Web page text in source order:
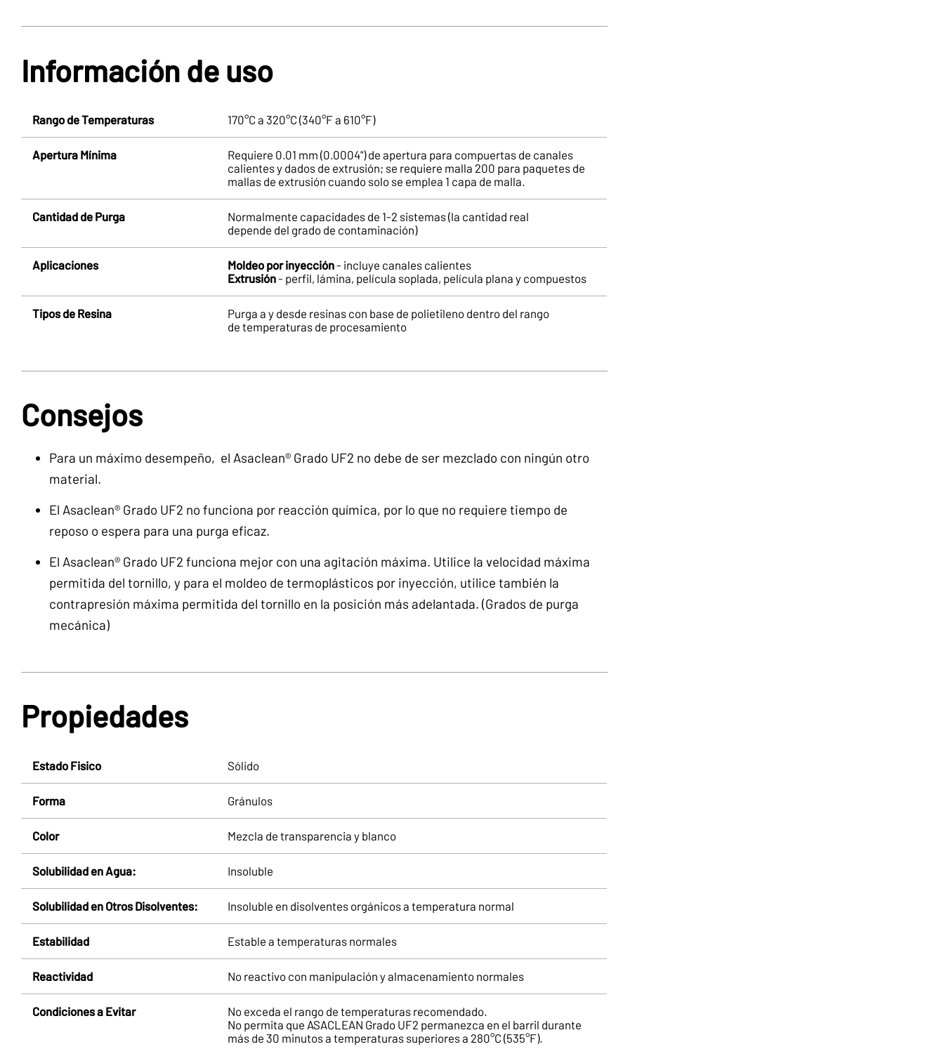
Información de uso
Rango de Temperaturas 170°C a 320°C (340°F a 610°F)
Apertura Mínima
Requiere 0.01 mm (0.0004") de apertura para compuertas de canales
calientes y dados de extrusión; se requiere malla 200 para paquetes de
mallas de extrusión cuando solo se emplea 1 capa de malla.
Cantidad de Purga
Normalmente capacidades de 1-2 sistemas (la cantidad real
depende del grado de contaminación)
Aplicaciones Moldeo por inyección- incluye canales calientes
Extrusión- perfil, lámina, película soplada, película plana y compuestos
Tipos de Resina
Purga a y desde resinas con base de polietileno dentro del rango
de temperaturas de procesamiento
Consejos
Para un máximo desempeño, el Asaclean® Grado UF2 no debe de ser mezclado con ningún otro
material.
El Asaclean® Grado UF2 no funciona por reacción química, por lo que no requiere tiempo de
reposo o espera para una purga eficaz.
El Asaclean® Grado UF2 funciona mejor con una agitación máxima. Utilice la velocidad máxima
permitida del tornillo, y para el moldeo de termoplásticos por inyección, utilice también la
contrapresión máxima permitida del tornillo en la posición más adelantada. (Grados de purga
mecánica)
Propiedades
Estado Fisico Sólido
Forma Gránulos
Color Mezcla de transparencia y blanco
Solubilidad en Agua: Insoluble
Solubilidad en Otros Disolventes: Insoluble en disolventes orgánicos a temperatura normal
Estabilidad Estable a temperaturas normales
Reactividad No reactivo con manipulación y almacenamiento normales
Condiciones a Evitar
No exceda el rango de temperaturas recomendado.
No permita que ASACLEAN Grado UF2 permanezca en el barril durante
más de 30 minutos a temperaturas superiores a 280°C (535°F).